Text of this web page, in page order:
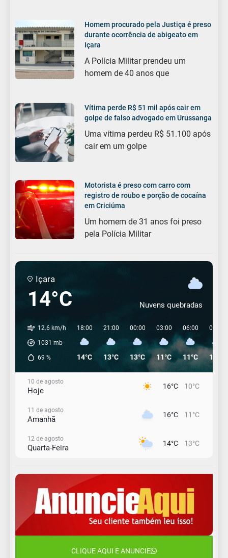
Homem procurado pela Justiça é preso
durante ocorrência de abigeato em
Içara
A Polícia Militar prendeu um
homem de 40 anos que
Vítima perde R$ 51 mil após cair em
golpe de falso advogado em Urussanga
Uma vítima perdeu R$ 51.100 após
cair em um golpe
Motorista é preso com carro com
registro de roubo e porção de cocaína
em Criciúma
Um homem de 31 anos foi preso
pela Polícia Militar
Içara
14°C Nuvens quebradas
12.6 km/h
1031 mb
69 %
18:00
14°C
21:00
13°C
00:00
13°C
03:00
11°C
06:00
11°C
09:00
13°C
10 de agosto
Hoje 16°C 10°C
11 de agosto
Amanhã 16°C 11°C
12 de agosto
Quarta-Feira 14°C 13°C
Quinta-Feira 17°C 14°C
14 de agosto
Sexta-Feira
Sábado
CLIQUE AQUI E ANUNCIE